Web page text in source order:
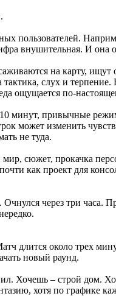
пользователей.
внушительная. И она
на карту,
слух и
ощущается по-
минут, привычные
может изменить
не туда.
сюжет, прокачка
как проект для
через три часа.
длится около трех
новый раунд.
Хочешь – строй дом.
хотя по графике